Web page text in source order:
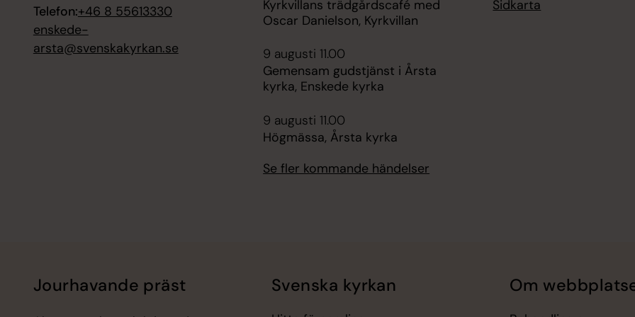
Telefon:+46 8 55613330
enskede-
arsta@svenskakyrkan.se
Kyrkvillans trädgårdscafé med
Oscar Danielson, Kyrkvillan
9 augusti 11.00
Gemensam gudstjänst i Årsta
kyrka, Enskede kyrka
9 augusti 11.00
Högmässa, Årsta kyrka
Se fler kommande händelser
Sidkarta
Jourhavande präst Svenska kyrkan Om